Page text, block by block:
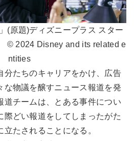
(原題)ディズニープラス スター
© 2024 Disney and its related e
ntities
分たちのキャリアをかけ、広告
な物議を醸すニュース報道を発
道チームは、とある事件につい
際どい報道をしてしまったがた
たされることになる。